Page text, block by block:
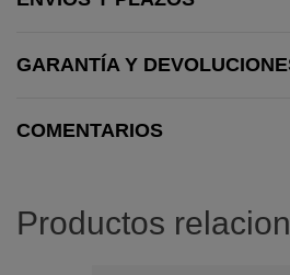
GARANTÍA Y
COMENTARIOS
Productos